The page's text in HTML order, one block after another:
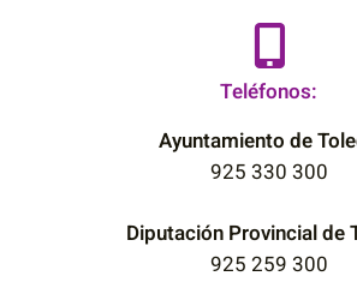
Teléfonos:
Ayuntamiento de
925 330 300
Diputación Provincial de
925 259 300